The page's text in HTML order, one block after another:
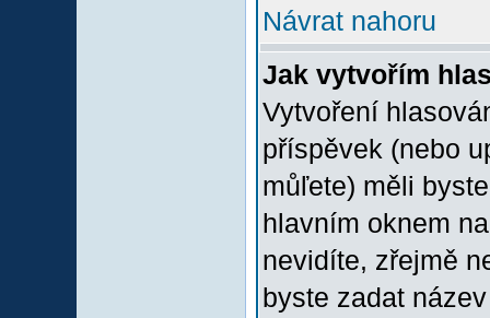
Návrat nahoru
Jak vytvořím
Vytvoření
příspěvek (nebo
můľete) měli
hlavním oknem
nevidíte, zřejmě
byste zadat